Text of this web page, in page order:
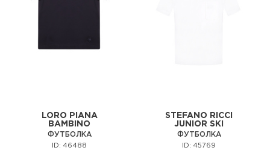
LORO PIANA
BAMBINO
ФУТБОЛКА
ID: 46488
STEFANO RICCI
JUNIOR SKI
ФУТБОЛКА
ID: 45769